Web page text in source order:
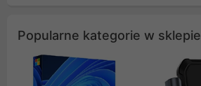
Popularne kategorie w sklepie